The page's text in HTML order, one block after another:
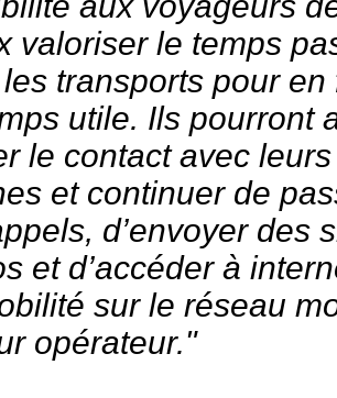
valoriser le temps
transports pour en
utile. Ils pourront
le contact avec leurs
et continuer de
d’envoyer des
et d’accéder à
sur le réseau
opérateur."